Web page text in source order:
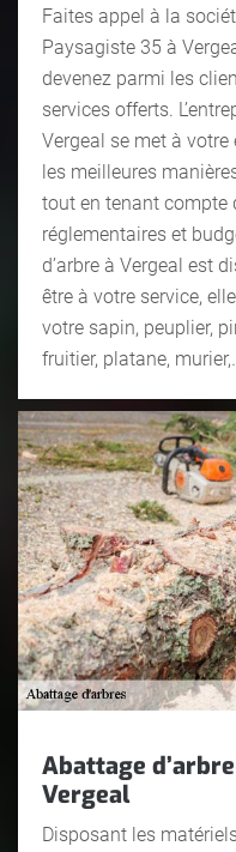
Faites appel à la
Paysagiste 35 à
devenez parmi les
services offerts.
Vergeal se met à
les meilleures
tout en tenant compte
réglementaires et
d’arbre à Vergeal est
être à votre service,
votre sapin, peuplier,
fruitier, platane,
Abattage
Vergeal
Disposant les